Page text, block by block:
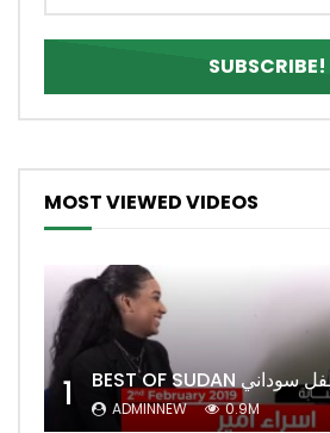
MOST VIEWED VIDEOS
1 ADMINNEW 0.9M